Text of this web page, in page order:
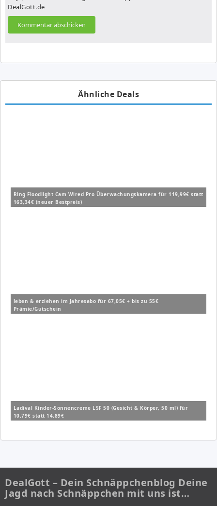
DealGott.de
Ähnliche Deals
Ring Floodlight Cam Wired Pro Überwachungskamera für 119,99€ statt
163,34€ (neuer Bestpreis)
leben & erziehen im Jahresabo für 67,05€ + bis zu 55€
Prämie/Gutschein
Ladival Kinder-Sonnencreme LSF 50 (Gesicht & Körper, 50 ml) für
10,79€ statt 14,89€
DealGott – Dein Schnäppchenblog Deine
Jagd nach Schnäppchen mit uns ist…